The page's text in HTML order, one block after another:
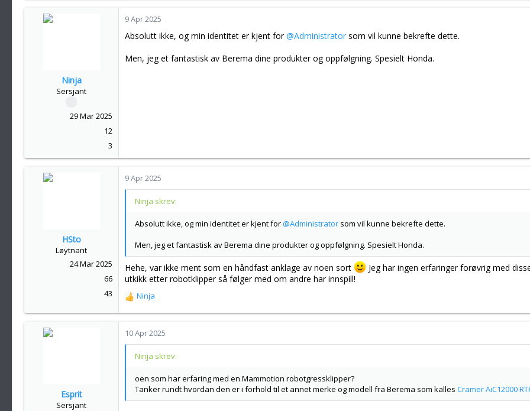
k
j
n
Ninja
Sersjant
29 Mar 2025
12
3
9 Apr 2025
Absolutt ikke, og min identitet er kjent for@Administrator som vil kunne bekrefte dette.
Men, jeg et fantastisk av Berema dine produkter og oppfølgning. Spesielt Honda.
HSto
Løytnant
24 Mar 2025
66
43
9 Apr 2025
Ninja skrev:
Absolutt ikke, og min identitet er kjent for@Administrator som vil kunne bekrefte dette.
Men, jeg et fantastisk av Berema dine produkter og oppfølgning. Spesielt Honda.
Hehe, var ikke ment som en håndfast anklage av noen sort
Jeg har ingen erfaringer forøvrig med
utkikk etter robotklipper så følger med om andre har innspill!
R
e
k
s
Ninja
Esprit
Sersjant
10 Apr 2025
Ninja skrev:
oen som har erfaring med en Mammotion robotgressklipper?
Tanker rundt hvordan den er i forhold til et annet merke og modell fra Berema som kalles Cramer AiC12000